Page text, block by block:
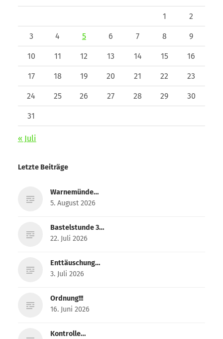
1 2
3 4 5 6 7 8 9
10 11 12 13 14 15 16
17 18 19 20 21 22 23
24 25 26 27 28 29 30
31
« Juli
Letzte Beiträge
Warnemünde…
5. August 2026
Bastelstunde 3…
22. Juli 2026
Enttäuschung…
3. Juli 2026
Ordnung!!!
16. Juni 2026
Kontrolle…